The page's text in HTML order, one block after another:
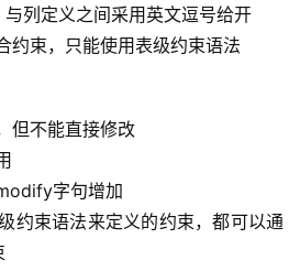
列定义之间采用英文逗号给开
束，只能使用表级约束语法
但不能直接修改
字句增加
束语法来定义的约束，都可以通